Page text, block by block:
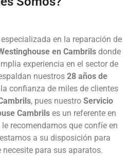
en la reparación de
en Cambrils donde
experiencia en el sector de
nuestros 28 años de
confianza de miles de clientes
, pues nuestro Servicio
Cambrils es un referente en
recomendamos que confíe en
a su disposición para
para sus aparatos.